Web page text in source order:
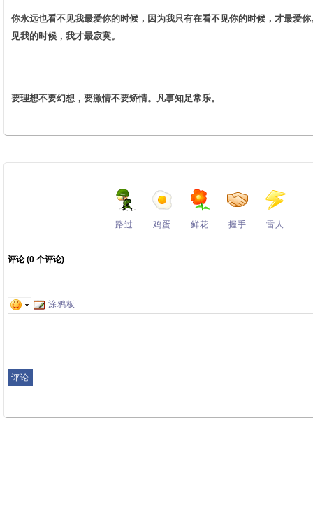
你永远也看不见我最爱你的时候，因为我只有在看不见你的时候，才最爱
见我的时候，我才最寂寞。 ­
要理想不要幻想，要激情不要矫情。凡事知足常乐。
路过 鸡蛋 鲜花 握手 雷人
评论 (0 个评论)
涂鸦板